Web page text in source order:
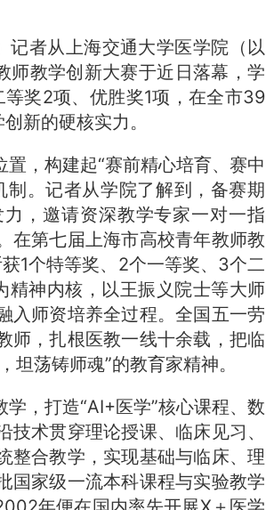
记者从上海交通大学医学院（以
师教学创新大赛于近日落幕，学
奖2项、优胜奖1项，在全市39
新的硬核实力。
，构建起“赛前精心培育、赛中
。记者从学院了解到，备赛期
，邀请资深教学专家一对一指
在第七届上海市高校青年教师教
1个特等奖、2个一等奖、3个二
神内核，以王振义院士等大师
入师资培养全过程。全国五一劳
师，扎根医教一线十余载，把临
坦荡铸师魂”的教育家精神。
，打造“AI+医学”核心课程、数
术贯穿理论授课、临床见习、
整合教学，实现基础与临床、理
国家级一流本科课程与实验教学